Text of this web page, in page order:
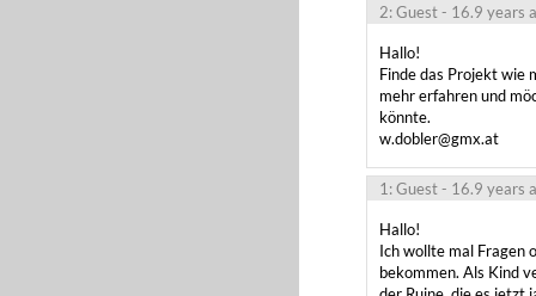
2: Guest- 16.9 years
Hallo!
Finde das Projekt wie
mehr erfahren und
könnte.
w.dobler@gmx.at
1: Guest- 16.9 years
Hallo!
Ich wollte mal Fragen
bekommen. Als Kind